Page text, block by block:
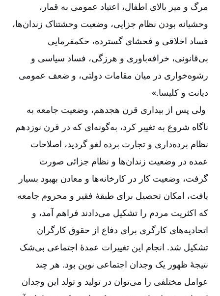
مرگ و میر بالای اطفال، اعتیاد عمومی به قمار،
وحشیانه بودن نظام جزایی، وضعیت وحشتناک زندان‌‌ها،
فساد اخلاقی و فحشای گسترده، حکمفرمایی
بی‌‌قانونی، خرافه‌‌باوری و هرزگی، فساد سیاسی و
رشوه‌‌خواری در میان مقامات دولتی، و ضعف عمومی
دیانت و کلیسا.»
ولی پس از بیداری قرن هجدهم، وضعیت جامعه به
ناگاه شروع به تغییر کرد، به‌‌گونه‌‌ای که در قرن نوزدهم
نظام برده‌‌داری و تجارت برده لغو گردید، اصلاحات
عمده در وضعیت زندان‌‌ها و نظام جزائی صورت
گرفت، وضعیت کار در کارخانه‌‌ها و معادن بهبود بسیار
یافت، امکان تحصیل برای طبقۀ فقیر و محروم جامعه
که اکثریت مردم را تشکیل می‌‌دادند فراهم آمد، و
اتحادیه‌‌های کارگری برای دفاع از حقوق کارگران
تشکیل شد. انجام این تغییرات عمدۀ اجتماعی بی‌‌شک
نتیجۀ ظهور یک وجدان اجتماعی نوین بود. هر چند
عوامل مختلفی را می‌‌توان در تولید و تولد این وجدان